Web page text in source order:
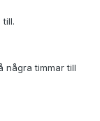
till.
några timmar till